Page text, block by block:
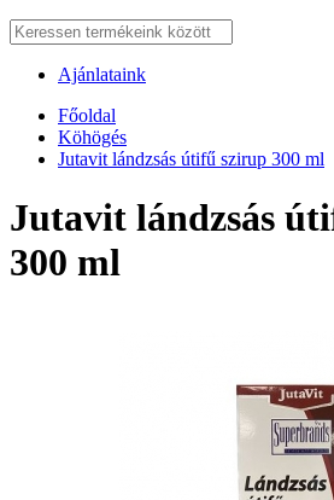
Ajánlataink
Főoldal
Köhögés
Jutavit lándzsás útifű szirup 300 ml
Jutavit lándzsás
300 ml